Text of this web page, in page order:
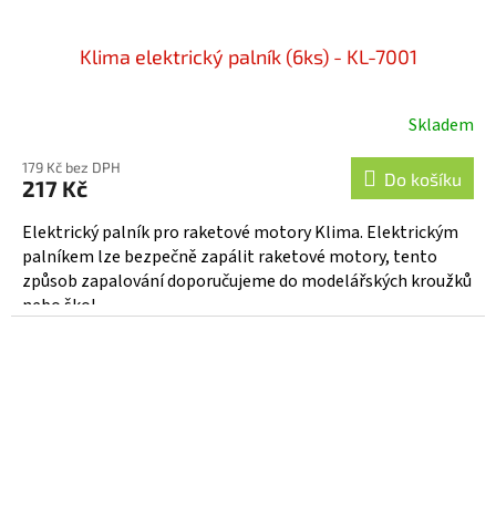
Klima elektrický palník (6ks) - KL-7001
produktu
je
5,0
z
5
hvězdiček.
Skladem
179 Kč bez DPH
217 Kč Do košíku
Elektrický palník pro raketové motory Klima. Elektrickým
palníkem lze bezpečně zapálit raketové motory, tento
způsob zapalování doporučujeme do modelářských kroužků
nebo škol.